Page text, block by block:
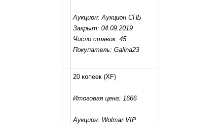
Аукцион: Аукцион СПБ
Закрыт: 04.09.2019
Число ставок: 45
Покупатель: Galina23
20 копеек (XF)
Итоговая цена: 1666
Аукцион: Wolmar VIP